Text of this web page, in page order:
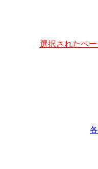
選択されたペ